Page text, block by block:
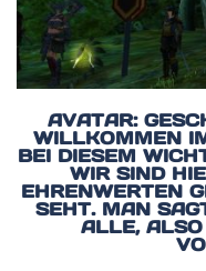
AVATAR:
WILLKOMMEN
BEI DIESEM
WIR SIND
EHRENWERTEN
SEHT. MAN
ALLE,